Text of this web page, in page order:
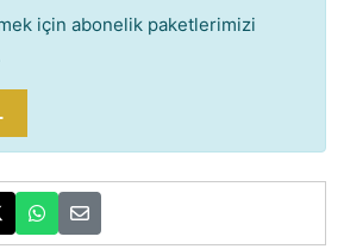
için abonelik paketlerimizi